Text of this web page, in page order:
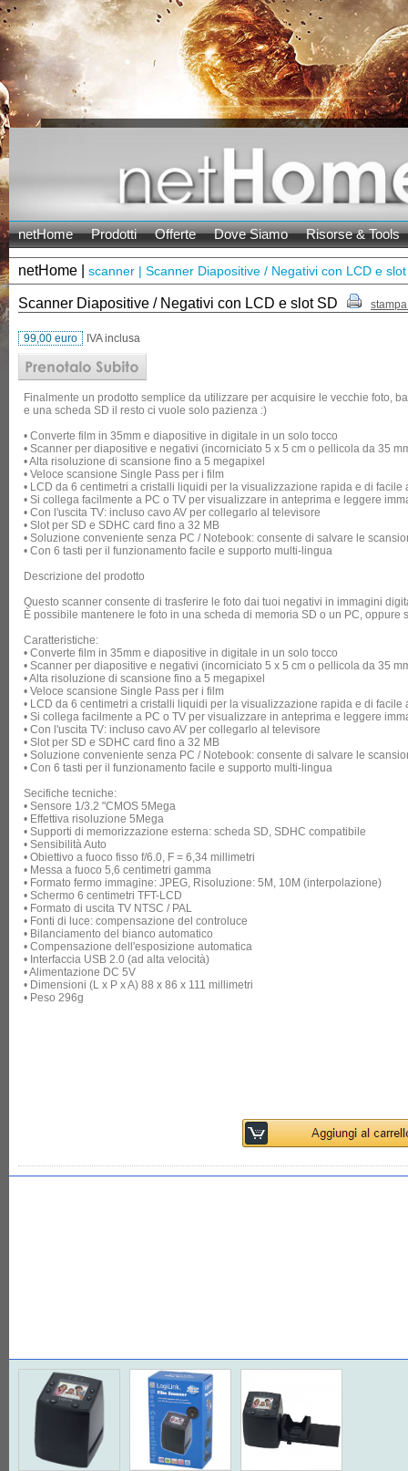
netHome Prodotti Offerte Dove Siamo Risorse & Tools
netHome | scanner | Scanner Diapositive / Negativi con LCD e
Scanner Diapositive / Negativi con LCD e slot SD
99,00 euro IVA inclusa
Finalmente un prodotto semplice da utilizzare per acquisire le vecchie foto,
e una scheda SD il resto ci vuole solo pazienza :)
• Converte film in 35mm e diapositive in digitale in un solo tocco
• Scanner per diapositive e negativi (incorniciato 5 x 5 cm o pellicola da 35
• Alta risoluzione di scansione fino a 5 megapixel
• Veloce scansione Single Pass per i film
• LCD da 6 centimetri a cristalli liquidi per la visualizzazione rapida e di facile
• Si collega facilmente a PC o TV per visualizzare in anteprima e leggere
• Con l'uscita TV: incluso cavo AV per collegarlo al televisore
• Slot per SD e SDHC card fino a 32 MB
• Soluzione conveniente senza PC / Notebook: consente di salvare le
• Con 6 tasti per il funzionamento facile e supporto multi-lingua
Descrizione del prodotto
Questo scanner consente di trasferire le foto dai tuoi negativi in immagini
È possibile mantenere le foto in una scheda di memoria SD o un PC,
Caratteristiche:
• Converte film in 35mm e diapositive in digitale in un solo tocco
• Scanner per diapositive e negativi (incorniciato 5 x 5 cm o pellicola da 35
• Alta risoluzione di scansione fino a 5 megapixel
• Veloce scansione Single Pass per i film
• LCD da 6 centimetri a cristalli liquidi per la visualizzazione rapida e di facile
• Si collega facilmente a PC o TV per visualizzare in anteprima e leggere
• Con l'uscita TV: incluso cavo AV per collegarlo al televisore
• Slot per SD e SDHC card fino a 32 MB
• Soluzione conveniente senza PC / Notebook: consente di salvare le
• Con 6 tasti per il funzionamento facile e supporto multi-lingua
Secifiche tecniche:
• Sensore 1/3.2 "CMOS 5Mega
• Effettiva risoluzione 5Mega
• Supporti di memorizzazione esterna: scheda SD, SDHC compatibile
• Sensibilità Auto
• Obiettivo a fuoco fisso f/6.0, F = 6,34 millimetri
• Messa a fuoco 5,6 centimetri gamma
• Formato fermo immagine: JPEG, Risoluzione: 5M, 10M (interpolazione)
• Schermo 6 centimetri TFT-LCD
• Formato di uscita TV NTSC / PAL
• Fonti di luce: compensazione del controluce
• Bilanciamento del bianco automatico
• Compensazione dell'esposizione automatica
• Interfaccia USB 2.0 (ad alta velocità)
• Alimentazione DC 5V
• Dimensioni (L x P x A) 88 x 86 x 111 millimetri
• Peso 296g